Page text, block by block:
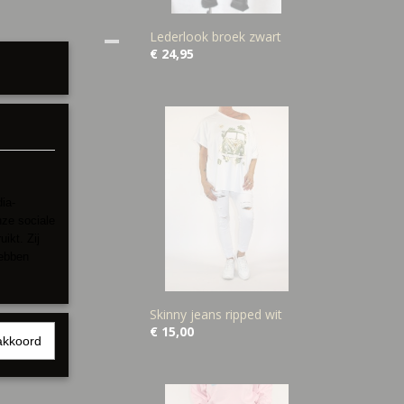
Lederlook broek zwart
€ 24,95
Skinny jeans ripped wit
€ 15,00